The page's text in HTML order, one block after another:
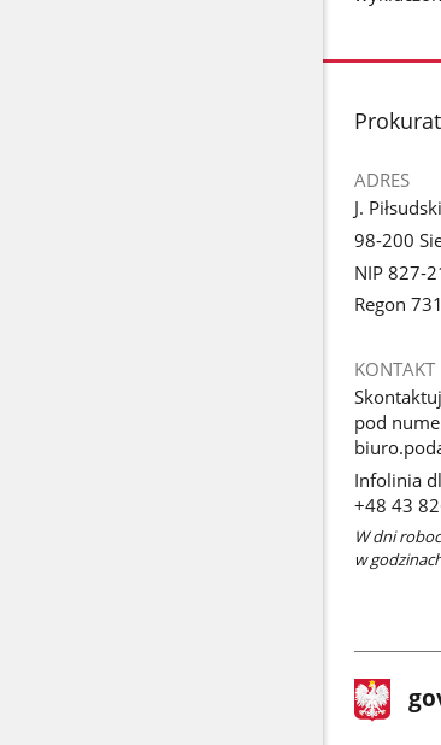
stopka
ADRES
J.
98-200
NIP 827-
Regon
KONTAKT
pod
Infolinia
+48 43
W dni
w
stopka
gov.pl